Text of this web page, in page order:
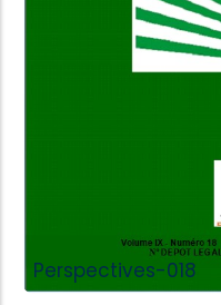
Perspectives-018